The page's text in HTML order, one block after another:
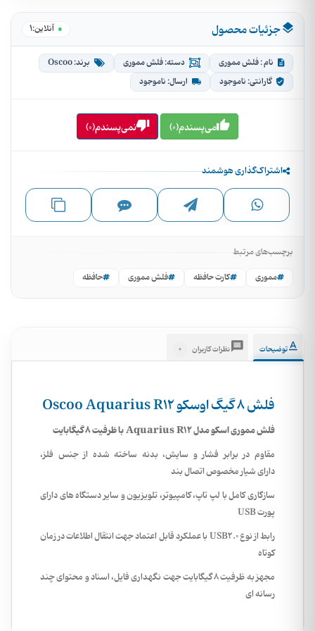
جزئیات محصول ● آنلاین:1
نام : فلش مموری دسته: فلش مموری
برند: Oscoo
گارانتی: ناموجود
ارسال: ناموجود
می‌پسندم(0) نمی‌پسندم(0)
اشتراک‌گذاری هوشمند
برچسب‌های مرتبط
مموری
کارت حافظه فلش مموری حافظه
توضیحات نظرات کاربران 0
فلش 8 گیگ اوسکو Oscoo Aquarius R12
فلش مموری اسکو مدل Aquarius R12 با ظرفیت 8 گیگابایت
مقاوم در برابر فشار و سایش، بدنه ساخته شده از جنس فلز،
دارای شیار مخصوص اتصال بند
سازگاری کامل با لپ تاپ، کامپیوتر، تلویزیون و سایر دستگاه های دارای
پورت USB
رابط از نوع USB2.0 با عملکرد قابل اعتماد جهت انتقال اطلاعات در زمان
کوتاه
مجهز به ظرفیت 8 گیگابایت جهت نگهداری فایل، اسناد و محتوای چند
رسانه ای